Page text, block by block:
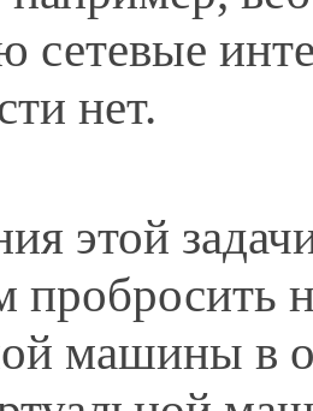
сетевые
нет.
этой
машины в